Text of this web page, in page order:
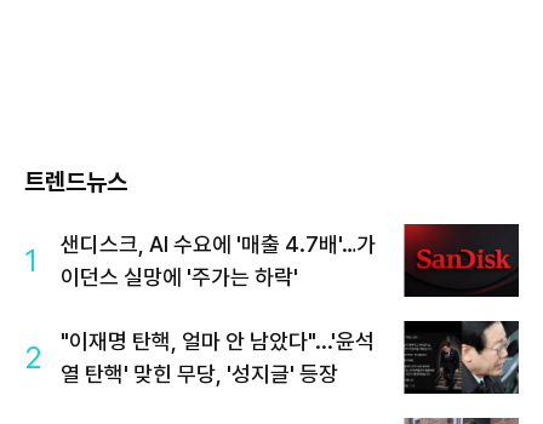
트렌드뉴스
1
샌디스크, AI 수요에 '매출 4.7배'…가
이던스 실망에 '주가는 하락'
2
"이재명 탄핵, 얼마 안 남았다"...'윤석
열 탄핵' 맞힌 무당, '성지글' 등장